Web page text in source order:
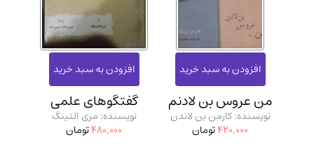
من عروس بن لادنم
نویسنده: کارمن بن لاندن
420,000تومان
گفتگوهای علمی
نویسنده: مری التینگ
480,000تومان